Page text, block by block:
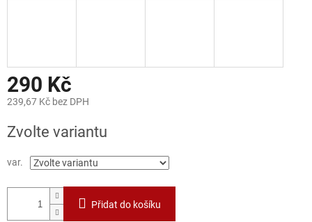
290 Kč
239,67 Kč bez DPH
cena:
Zvolte variantu
var.
Přidat do košíku